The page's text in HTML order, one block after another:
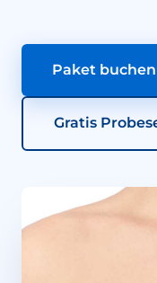
Paket buchen
Gratis